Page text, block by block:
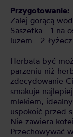
Przygotowanie:
Zalej gorącą
Saszetka - 1 na
luzem - 2
Herbata być
parzeniu niż
zdecydowanie
smakuje
mlekiem,
uspokoić przed
Nie zawiera
Przechowywać